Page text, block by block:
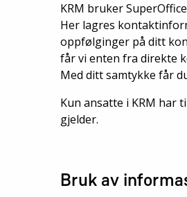
KRM bruker
Her lagres
oppfølginger på ditt
får vi enten fra direkte
Med ditt samtykke får
Kun ansatte i KRM har
gjelder.
Bruk av